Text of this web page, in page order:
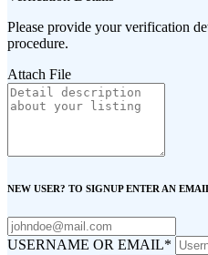
Please provide your verification
procedure.
Attach File
NEW USER? TO SIGNUP ENTER AN
USERNAME OR EMAIL*